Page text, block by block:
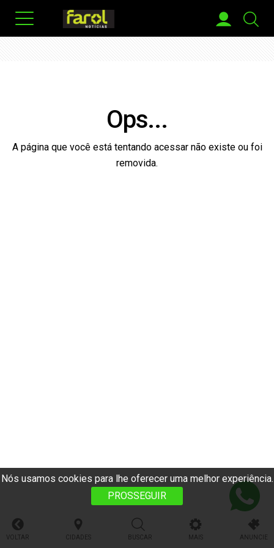
Nós usamos cookies para lhe oferecer uma melhor experiência.
PROSSEGUIR
Ops...
A página que você está tentando acessar não existe ou foi
removida.
VOLTAR CIDADES BUSCAR MAIS ANUNCIE